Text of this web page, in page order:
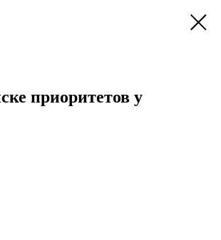
приоритетов у